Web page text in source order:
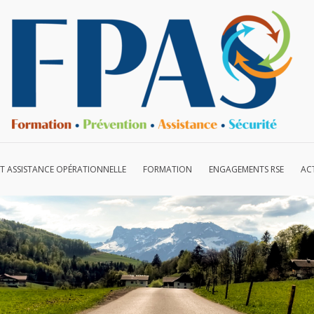
ASSISTANCE OPÉRATIONNELLE FORMATION ENGAGEMENTS RSE